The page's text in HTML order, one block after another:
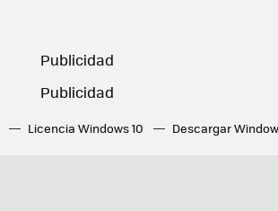
Licencia Windows 10
Descargar